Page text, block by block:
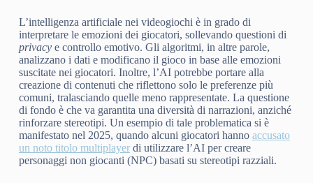
L’intelligenza artificiale nei videogiochi è in grado di
interpretare le emozioni dei giocatori, sollevando questioni di
privacye controllo emotivo. Gli algoritmi, in altre parole,
analizzano i dati e modificano il gioco in base alle emozioni
suscitate nei giocatori. Inoltre, l’AI potrebbe portare alla
creazione di contenuti che riflettono solo le preferenze più
comuni, tralasciando quelle meno rappresentate. La questione
di fondo è che va garantita una diversità di narrazioni, anziché
rinforzare stereotipi. Un esempio di tale problematica si è
manifestato nel 2025, quando alcuni giocatori hanno accusato
un noto titolo multiplayerdi utilizzare l’AI per creare
personaggi non giocanti (NPC) basati su stereotipi razziali.